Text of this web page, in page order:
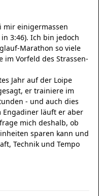
mir einigermassen
3:46). Ich bin jedoch
Marathon so viele
im Vorfeld des Strassen-
Jahr auf der Loipe
er trainiere im
- und auch dies
Engadiner läuft er aber
mich deshalb, ob
sparen kann und
Technik und Tempo